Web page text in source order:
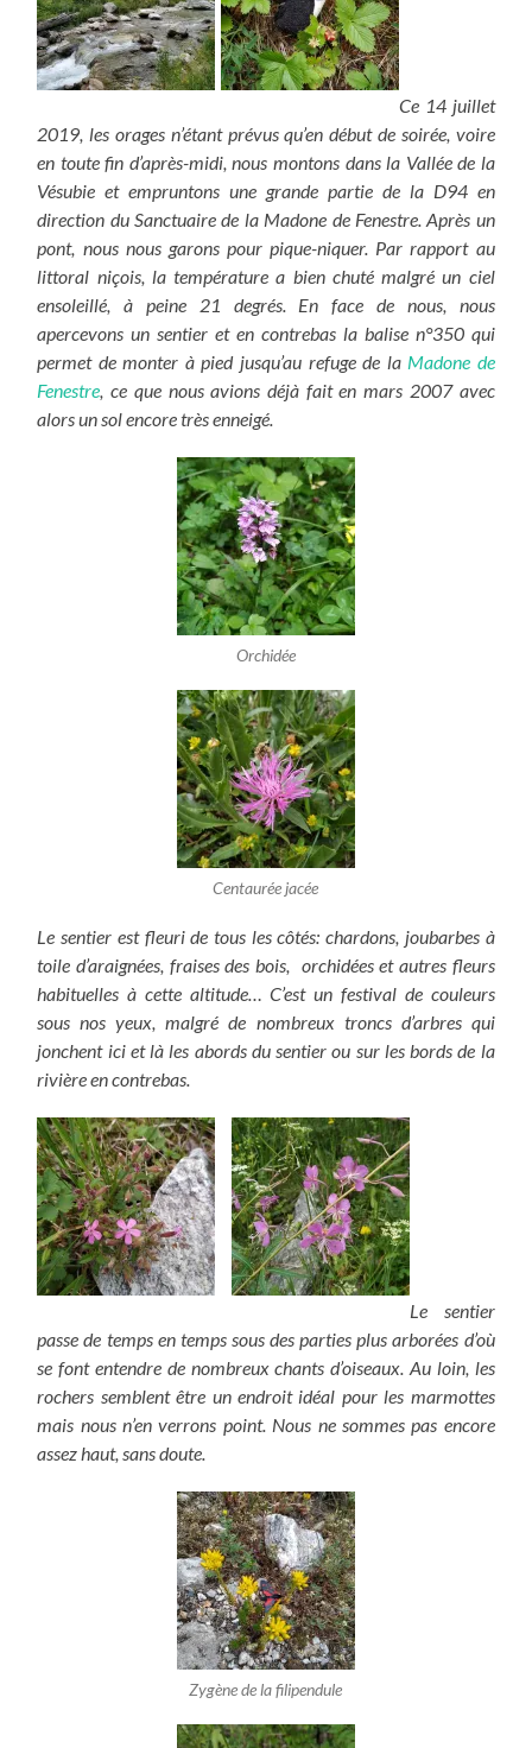
Ce 14 juillet
2019, les orages n’étant prévus qu’en début de soirée, voire
en toute fin d’après-midi, nous montons dans la Vallée de la
Vésubie et empruntons une grande partie de la D94 en
direction du Sanctuaire de la Madone de Fenestre. Après un
pont, nous nous garons pour pique-niquer. Par rapport au
littoral niçois, la température a bien chuté malgré un ciel
ensoleillé, à peine 21 degrés. En face de nous, nous
apercevons un sentier et en contrebas la balise n°350 qui
permet de monter à pied jusqu’au refuge de la Madone de
Fenestre , ce que nous avions déjà fait en mars 2007 avec
alors un sol encore très enneigé.
Orchidée
Centaurée jacée
Le sentier est fleuri de tous les côtés: chardons, joubarbes à
toile d’araignées, fraises des bois, orchidées et autres fleurs
habituelles à cette altitude… C’est un festival de couleurs
sous nos yeux, malgré de nombreux troncs d’arbres qui
jonchent ici et là les abords du sentier ou sur les bords de la
rivière en contrebas.
Le sentier
passe de temps en temps sous des parties plus arborées d’où
se font entendre de nombreux chants d’oiseaux. Au loin, les
rochers semblent être un endroit idéal pour les marmottes
mais nous n’en verrons point. Nous ne sommes pas encore
assez haut, sans doute.
Zygène de la filipendule